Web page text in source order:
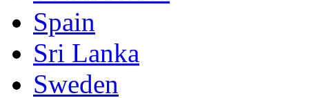
Spain
Sri Lanka
Sweden